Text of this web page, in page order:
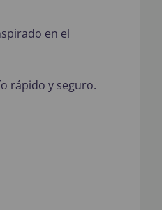
en el
rápido y seguro.